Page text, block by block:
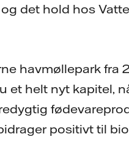
det hold hos
havmøllepark
et helt nyt kapitel,
positivt til